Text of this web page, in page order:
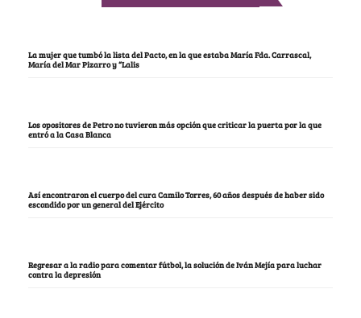
La mujer que tumbó la lista del Pacto, en la que estaba María Fda. Carrascal,
María del Mar Pizarro y “Lalis
Los opositores de Petro no tuvieron más opción que criticar la puerta por la que
entró a la Casa Blanca
Así encontraron el cuerpo del cura Camilo Torres, 60 años después de haber sido
escondido por un general del Ejército
Regresar a la radio para comentar fútbol, la solución de Iván Mejía para luchar
contra la depresión